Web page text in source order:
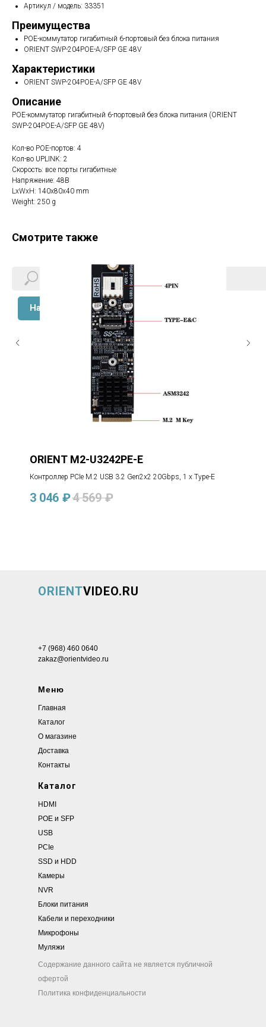
Найти
Артикул / модель: 33351
Преимущества
POE-коммутатор гигабитный 6-портовый без блока питания
ORIENT SWP-204POE-A/SFP GE 48V
Характеристики
ORIENT SWP-204POE-A/SFP GE 48V
Описание
POE-коммутатор гигабитный 6-портовый без блока питания (ORIENT
SWP-204POE-A/SFP GE 48V)
Кол-во POE-портов: 4
Кол-во UPLINK: 2
Скорость: все порты гигабитные
Напряжение: 48В
LxWxH: 140x80x40 mm
Weight: 250 g
Смотрите также
ORIENT M2-U3242PE-E
Контроллер PCIe M.2 USB 3.2 Gen2x2 20Gbps, 1 x Type-E
3 046 ₽4 569 ₽
+7 (968) 460 0640
zakaz@orientvideo.ru
Меню
Главная
Каталог
О магазине
Доставка
Контакты
Каталог
HDMI
POE и SFP
USB
PCIe
SSD и HDD
Камеры
NVR
Блоки питания
Кабели и переходники
Микрофоны
Муляжи
ORIENTVIDEO.RU
Содержание данного сайта не является публичной
офертой
Политика конфиденциальности